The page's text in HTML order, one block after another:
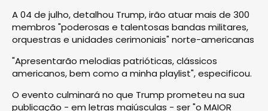
A 04 de julho, detalhou Trump, irão atuar mais de 300
membros "poderosas e talentosas bandas militares,
orquestras e unidades cerimoniais" norte-americanas
"Apresentarão melodias patrióticas, clássicos
americanos, bem como a minha playlist", especificou.
O evento culminará no que Trump prometeu na sua
publicação - em letras maiúsculas - ser "o MAIOR